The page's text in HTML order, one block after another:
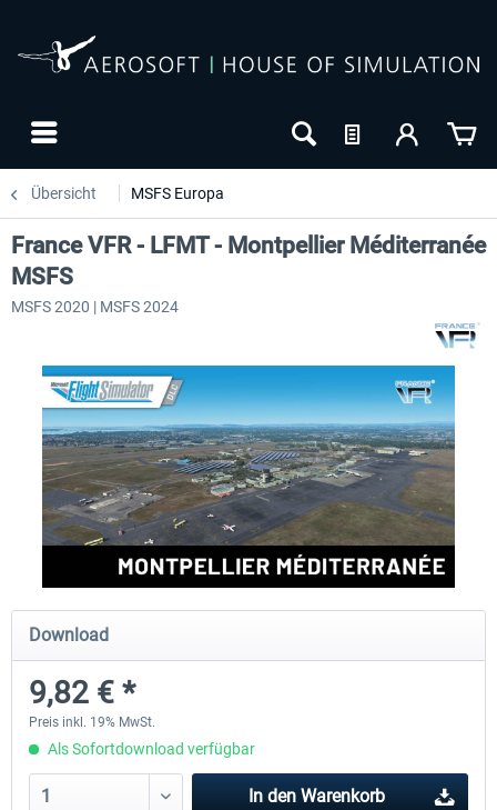
Übersicht MSFS Europa
Aerosoft Mega Airport Brüssel Aerosoft Airport Köln/
France VFR - LFMT - Montpellier Méditerranée
MSFS
MSFS 2020 | MSFS 2024
Download
9,82 € *
Preis inkl. 19% MwSt.
Als Sofortdownload verfügbar
In den Warenkorb